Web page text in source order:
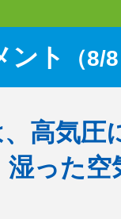
ント （8/
高気圧
った空